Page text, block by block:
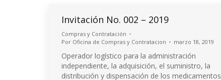
Invitación No. 002 – 2019
Compras y Contratación
Por Oficina de Compras y Contratacion marzo 18, 2019
Operador logístico para la administración
independiente, la adquisición, el suministro, la
distribución y dispensación de los medicamentos